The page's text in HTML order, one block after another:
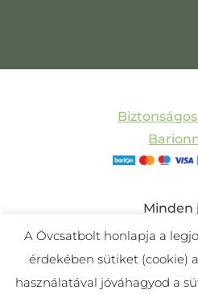
Minden
fenntartva!
2025
A Övcsatbolt honlapja a
érdekében sütiket (cookie)
használatával jóváhagyod a